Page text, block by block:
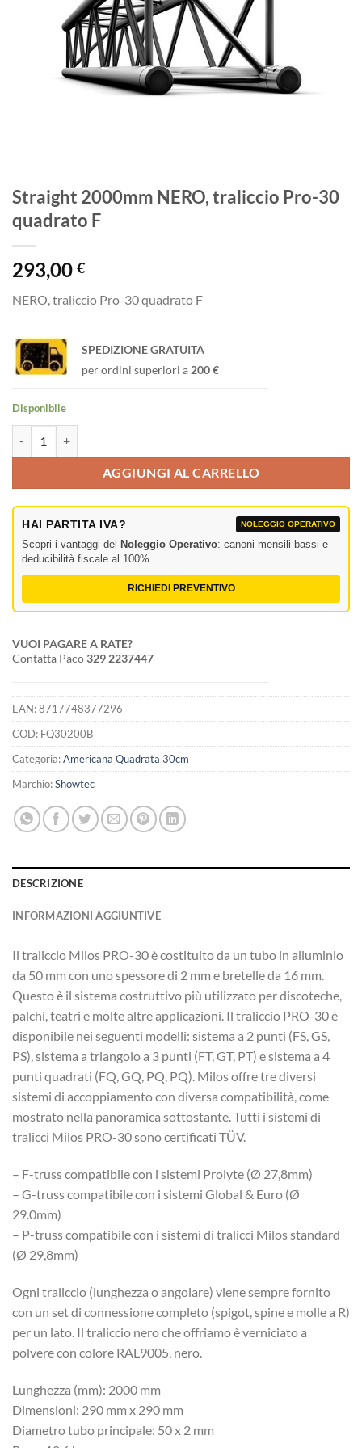
Straight 2000mm NERO, traliccio Pro-30
quadrato F
293,00 €
NERO, traliccio Pro-30 quadrato F
SPEDIZIONE GRATUITA
per ordini superiori a 200 €
Disponibile
AGGIUNGI AL CARRELLO
HAI PARTITA IVA? NOLEGGIO OPERATIVO
Scopri i vantaggi del Noleggio Operativo: canoni mensili bassi e
deducibilità fiscale al 100%.
RICHIEDI PREVENTIVO
VUOI PAGARE A RATE?
Contatta Paco329 2237447
EAN:8717748377296
COD: FQ30200B
Categoria:Americana Quadrata 30cm
Marchio:Showtec
DESCRIZIONE
INFORMAZIONI AGGIUNTIVE
Il traliccio Milos PRO-30 è costituito da un tubo in alluminio
da 50 mm con uno spessore di 2 mm e bretelle da 16 mm.
Questo è il sistema costruttivo più utilizzato per discoteche,
palchi, teatri e molte altre applicazioni. Il traliccio PRO-30 è
disponibile nei seguenti modelli: sistema a 2 punti (FS, GS,
PS), sistema a triangolo a 3 punti (FT, GT, PT) e sistema a 4
punti quadrati (FQ, GQ, PQ, PQ). Milos offre tre diversi
sistemi di accoppiamento con diversa compatibilità, come
mostrato nella panoramica sottostante. Tutti i sistemi di
tralicci Milos PRO-30 sono certificati TÜV.
– F-truss compatibile con i sistemi Prolyte (Ø 27,8mm)
– G-truss compatibile con i sistemi Global & Euro (Ø
29.0mm)
– P-truss compatibile con i sistemi di tralicci Milos standard
(Ø 29,8mm)
Ogni traliccio (lunghezza o angolare) viene sempre fornito
con un set di connessione completo (spigot, spine e molle a R)
per un lato. Il traliccio nero che offriamo è verniciato a
polvere con colore RAL9005, nero.
Lunghezza (mm): 2000 mm
Dimensioni: 290 mm x 290 mm
Diametro tubo principale: 50 x 2 mm